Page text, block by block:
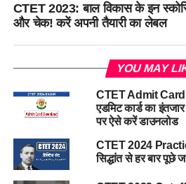
CTET 2023: बाल विकास के इन
और चेक! करें अपनी तैयारी का लेबल
YOU MAY
CTET Admit Card
एडमिट कार्ड का
पर ऐसे करें डाउनलोड
CTET 2024
सिद्धांत से हर बार पूछे